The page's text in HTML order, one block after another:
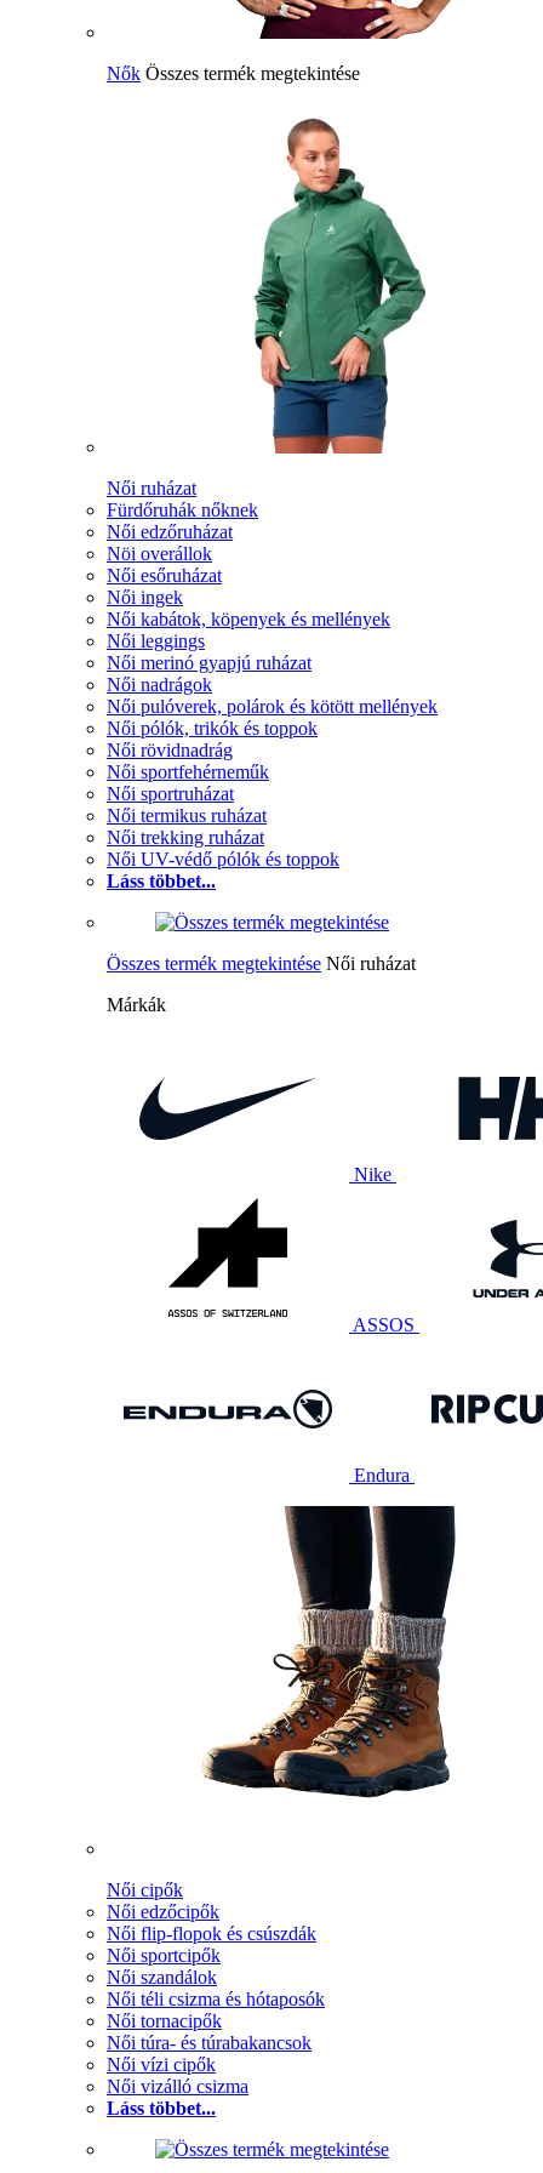
Nők Összes termék megtekintése
Női ruházat
Fürdőruhák nőknek
Női edzőruházat
Nöi overállok
Női esőruházat
Női ingek
Női kabátok, köpenyek és mellények
Női leggings
Női merinó gyapjú ruházat
Női nadrágok
Női pulóverek, polárok és kötött mellények
Női pólók, trikók és toppok
Női rövidnadrág
Női sportfehérneműk
Női sportruházat
Női termikus ruházat
Női trekking ruházat
Női UV-védő pólók és toppok
Láss többet...
Összes termék megtekintése Női ruházat
Márkák
Nike
ASSOS
Endura
Női cipők
Női edzőcipők
Női flip-flopok és csúszdák
Női sportcipők
Női szandálok
Női téli csizma és hótaposók
Női tornacipők
Női túra- és túrabakancsok
Női vízi cipők
Női vizálló csizma
Láss többet...